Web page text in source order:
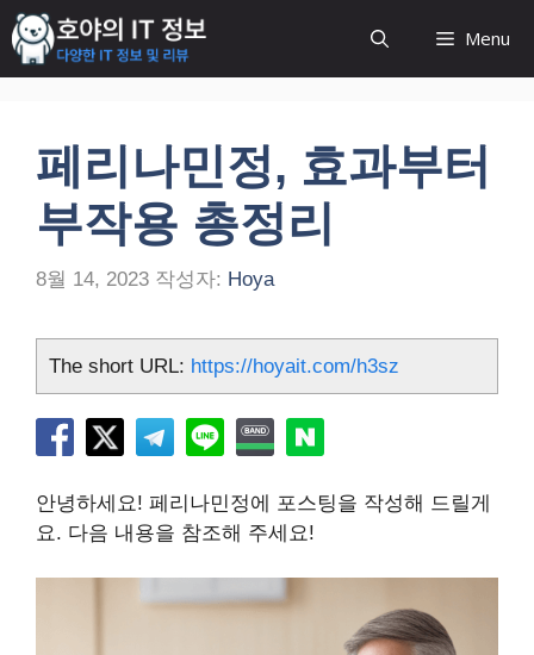
컨
텐
츠
Menu
페리나민정, 효과부터
부작용 총정리
8월 14, 2023 작성자: Hoya
The short URL: https://hoyait.com/h3sz
안녕하세요! 페리나민정에 포스팅을 작성해 드릴게
요. 다음 내용을 참조해 주세요!